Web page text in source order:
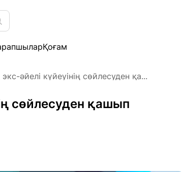
Қоғам
әйелі күйеуінің сөйлесуден қа...
сөйлесуден қашып